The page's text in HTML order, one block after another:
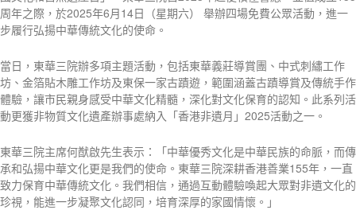
周年之際，於2025年6月14日（星期六） 舉辦四場免費公眾活動，進一
步履行弘揚中華傳統文化的使命。
當日，東華三院辦多項主題活動，包括東華義莊導賞團、中式刺繡工作
坊、金箔貼木雕工作坊及東保一家古蹟遊，範圍涵蓋古蹟導賞及傳統手作
體驗，讓市民親身感受中華文化精髓，深化對文化保育的認知。此系列活
動更獲非物質文化遺產辦事處納入「香港非遺月」2025活動之一。
東華三院主席何猷啟先生表示：「中華優秀文化是中華民族的命脈，而傳
承和弘揚中華文化更是我們的使命。東華三院深耕香港善業155年，一直
致力保育中華傳統文化。我們相信，通過互動體驗喚起大眾對非遺文化的
珍視，能進一步凝聚文化認同，培育深厚的家國情懷。」